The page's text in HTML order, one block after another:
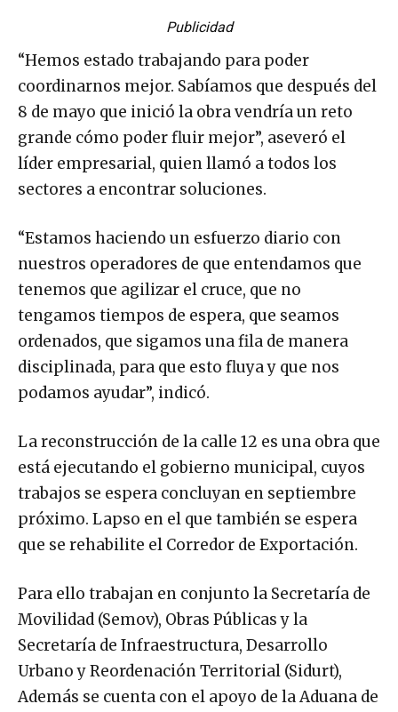
Publicidad
“Hemos estado trabajando para poder
coordinarnos mejor. Sabíamos que después del
8 de mayo que inició la obra vendría un reto
grande cómo poder fluir mejor”, aseveró el
líder empresarial, quien llamó a todos los
sectores a encontrar soluciones.
“Estamos haciendo un esfuerzo diario con
nuestros operadores de que entendamos que
tenemos que agilizar el cruce, que no
tengamos tiempos de espera, que seamos
ordenados, que sigamos una fila de manera
disciplinada, para que esto fluya y que nos
podamos ayudar”, indicó.
La reconstrucción de la calle 12 es una obra que
está ejecutando el gobierno municipal, cuyos
trabajos se espera concluyan en septiembre
próximo. Lapso en el que también se espera
que se rehabilite el Corredor de Exportación.
Para ello trabajan en conjunto la Secretaría de
Movilidad (Semov), Obras Públicas y la
Secretaría de Infraestructura, Desarrollo
Urbano y Reordenación Territorial (Sidurt),
Además se cuenta con el apoyo de la Aduana de